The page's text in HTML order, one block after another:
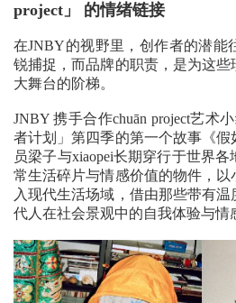
project」 的情绪链接
在JNBY的视野里，创作者的潜能
锐捕捉，而品牌的职责，是为这
大舞台的阶梯。
JNBY 携手合作chuān project艺术
者计划」第四季的第一个故事《
员梁子与xiaopei长期穿行于世界
常生活碎片与情感价值的物件，
入现代生活场域，借由那些带有
代人在社会景观中的自我体验与情